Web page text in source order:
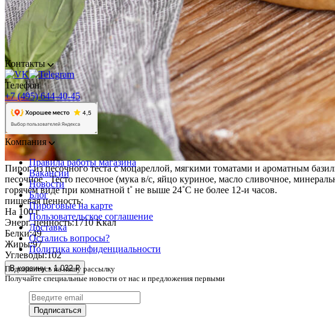
Пирог из песочного теста с моцареллой, мягкими томатами и ароматным
песочное . Тесто песочное (мука в/с, яйцо куриное, масло сливочное,
горячем виде при комнатной t˚ не выше 24˚С не более 12-и часов.
пищевая ценность:
На 100 г
Энерг. ценность:1710 Ккал
Белки:49
Жиры:97
Углеводы:102
В корзину • 1 032 ₽
Контакты
Телефон
+7 (495) 644-40-45
Компания
Правила работы магазина
Вакансии
Новости
Блог
Пироговые на карте
Пользовательское соглашение
Доставка
Остались вопросы?
Политика конфиденциальности
Подпишитесь на нашу рассылку
Получайте специальные новости от нас и предложения первыми
Подписаться